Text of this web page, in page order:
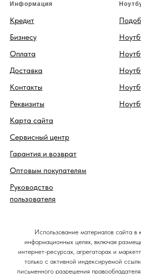
Информация
Кредит
Бизнесу
Оплата
Доставка
Контакты
Реквизиты
Карта сайта
Сервисный центр
Гарантия и возврат
Оптовым покупателям
Руководство
пользователя
Использование материалов сайта в
информационных целях, включая
интернет-ресурсах, агрегаторах и
только с активной индексируемой
письменного разрешения